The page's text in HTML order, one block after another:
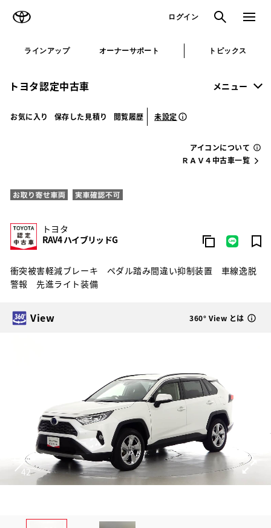
ログイン 検索 メニュ
ラインアップ オーナーサポート トピックス
トヨタ認定中古車 メニュー
お気に入り 保存した見積り 閲覧履歴 未設定
アイコンについて
ＲＡＶ４中古車一覧
トヨタ
RAV4 ハイブリッドG
衝突被害軽減ブレーキ ペダル踏み間違い抑制装置 車線逸脱
警報 先進ライト装備
View 360° View とは
42